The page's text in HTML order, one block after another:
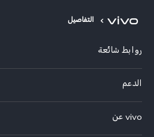
التفاصيل
روابط شائعة
X300 (New)
X200 FE (New)
الدعم
مركز الخدمة
vivo عن